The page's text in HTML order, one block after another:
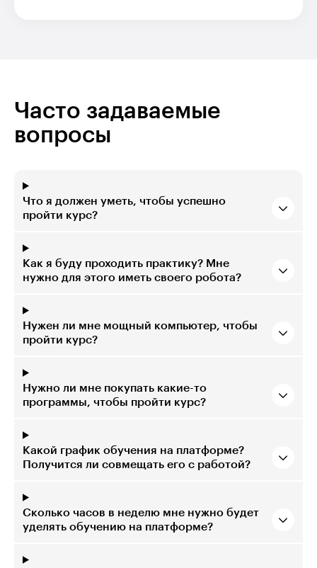
Часто задаваемые
вопросы
Что я должен уметь, чтобы успешно
пройти курс?
Как я буду проходить практику? Мне
нужно для этого иметь своего робота?
Нужен ли мне мощный компьютер, чтобы
пройти курс?
Нужно ли мне покупать какие-то
программы, чтобы пройти курс?
Какой график обучения на платформе?
Получится ли совмещать его с работой?
Сколько часов в неделю мне нужно будет
уделять обучению на платформе?